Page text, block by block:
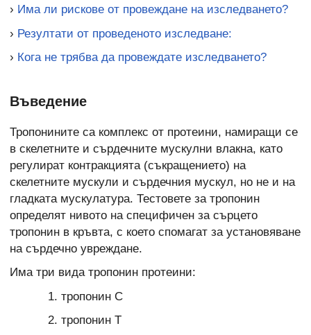
› Има ли рискове от провеждане на изследването?
› Резултати от проведеното изследване:
› Кога не трябва да провеждате изследването?
Въведение
Тропонините са комплекс от протеини, намиращи се
в скелетните и сърдечните мускулни влакна, като
регулират контракцията (съкращението) на
скелетните мускули и сърдечния мускул, но не и на
гладката мускулатура. Тестовете за тропонин
определят нивото на специфичен за сърцето
тропонин в кръвта, с което спомагат за установяване
на сърдечно увреждане.
Има три вида тропонин протеини:
тропонин С
тропонин Т